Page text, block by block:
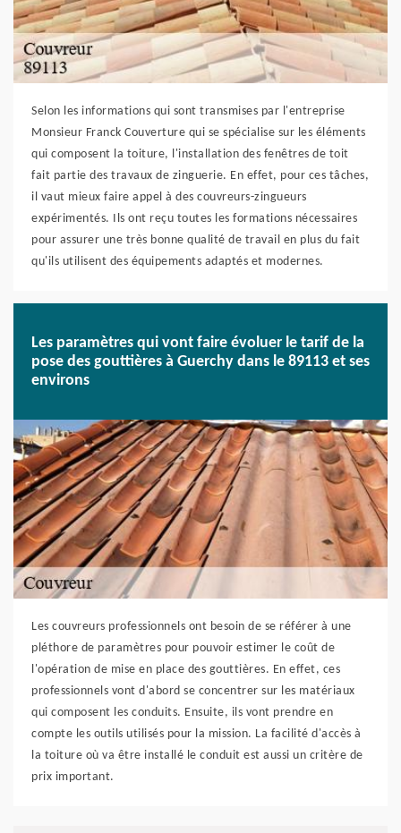
Selon les informations qui sont transmises par l'entreprise
Monsieur Franck Couverture qui se spécialise sur les éléments
qui composent la toiture, l'installation des fenêtres de toit
fait partie des travaux de zinguerie. En effet, pour ces tâches,
il vaut mieux faire appel à des couvreurs-zingueurs
expérimentés. Ils ont reçu toutes les formations nécessaires
pour assurer une très bonne qualité de travail en plus du fait
qu'ils utilisent des équipements adaptés et modernes.
Les paramètres qui vont faire évoluer le tarif de la
pose des gouttières à Guerchy dans le 89113 et ses
environs
Les couvreurs professionnels ont besoin de se référer à une
pléthore de paramètres pour pouvoir estimer le coût de
l'opération de mise en place des gouttières. En effet, ces
professionnels vont d'abord se concentrer sur les matériaux
qui composent les conduits. Ensuite, ils vont prendre en
compte les outils utilisés pour la mission. La facilité d'accès à
la toiture où va être installé le conduit est aussi un critère de
prix important.